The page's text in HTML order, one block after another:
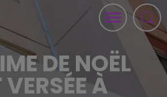
DE NOËL
VERSÉE À